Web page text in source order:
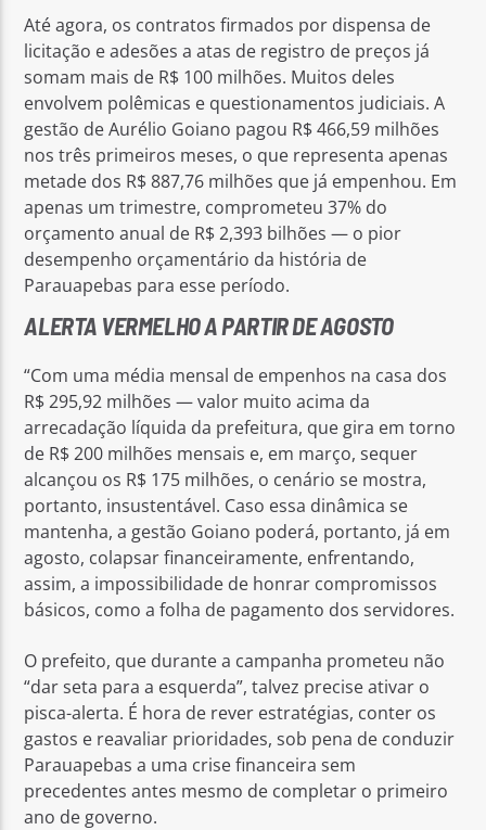
Até agora, os contratos firmados por dispensa de
licitação e adesões a atas de registro de preços já
somam mais de R$ 100 milhões. Muitos deles
envolvem polêmicas e questionamentos judiciais. A
gestão de Aurélio Goiano pagou R$ 466,59 milhões
nos três primeiros meses, o que representa apenas
metade dos R$ 887,76 milhões que já empenhou. Em
apenas um trimestre, comprometeu 37% do
orçamento anual de R$ 2,393 bilhões — o pior
desempenho orçamentário da história de
Parauapebas para esse período.
ALERTA VERMELHO A PARTIR DE AGOSTO
“Com uma média mensal de empenhos na casa dos
R$ 295,92 milhões — valor muito acima da
arrecadação líquida da prefeitura, que gira em torno
de R$ 200 milhões mensais e, em março, sequer
alcançou os R$ 175 milhões, o cenário se mostra,
portanto, insustentável. Caso essa dinâmica se
mantenha, a gestão Goiano poderá, portanto, já em
agosto, colapsar financeiramente, enfrentando,
assim, a impossibilidade de honrar compromissos
básicos, como a folha de pagamento dos servidores.
O prefeito, que durante a campanha prometeu não
“dar seta para a esquerda”, talvez precise ativar o
pisca-alerta. É hora de rever estratégias, conter os
gastos e reavaliar prioridades, sob pena de conduzir
Parauapebas a uma crise financeira sem
precedentes antes mesmo de completar o primeiro
ano de governo.